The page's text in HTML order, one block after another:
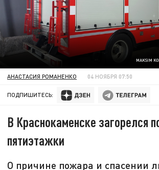
MAKSIM
АНАСТАСИЯ РОМАНЕНКО 04 НОЯБРЯ 07:50
ПОДПИШИТЕСЬ:
В Краснокаменске загорелся
пятиэтажки
О причине пожара и спасении